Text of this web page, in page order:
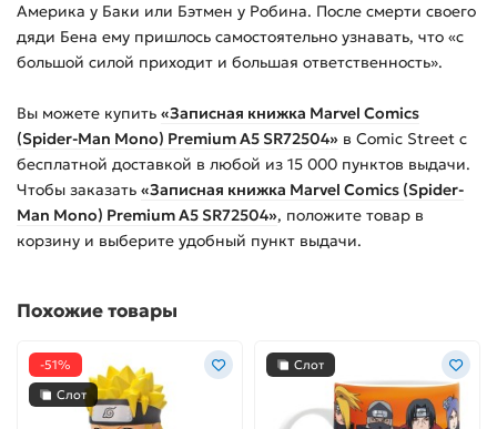
Америка у Баки или Бэтмен у Робина. После смерти своего
дяди Бена ему пришлось самостоятельно узнавать, что «с
большой силой приходит и большая ответственность».
Вы можете купить «Записная книжка Marvel Comics
(Spider-Man Mono) Premium A5 SR72504» в Comic Street с
бесплатной доставкой в любой из 15 000 пунктов выдачи.
Чтобы заказать «Записная книжка Marvel Comics (Spider-
Man Mono) Premium A5 SR72504», положите товар в
корзину и выберите удобный пункт выдачи.
Похожие товары
-51%
Слот
Слот